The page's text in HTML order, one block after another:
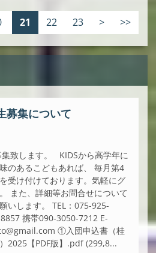
21 22 23 > >>
募集について
致します。 KIDSから高学年に
のあるこどもあれば、 毎月第4
受け付けております。気軽にグ
また、詳細等お問合せについて
いします。 TEL：075-925-
携帯090-3050-7212 E-
①入団申込書（桂
2025【PDF版】.pdf (299,8...